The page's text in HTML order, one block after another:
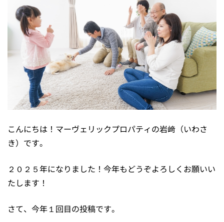
こんにちは！マーヴェリックプロパティの岩﨑（いわさ
き）です。
２０２５年になりました！今年もどうぞよろしくお願いい
たします！
さて、今年１回目の投稿です。